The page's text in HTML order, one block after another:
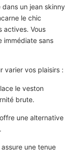
un jean skinny
le chic
actives. Vous
immédiate sans
varier vos plaisirs :
le veston
brute.
une alternative
une tenue